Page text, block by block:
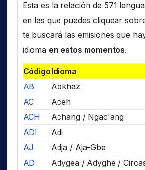
Esta es la relación de 571
en las que puedes cliquear
te buscará las emisiones que
idioma en estos momentos.
CódigoIdioma
AB
Abkhaz
AC
Aceh
ACH
Achang / Ngac'ang
ADI
Adi
AJ
Adja / Aja-Gbe
AD
Adygea / Adyghe /